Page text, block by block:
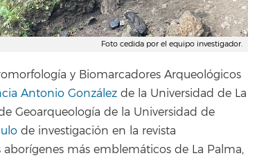
Foto cedida por el equipo investigador.
y Biomarcadores Arqueológicos
Antonio González de la Universidad de La
Geoarqueología de la Universidad de
de investigación en la revista
más emblemáticos de La Palma,